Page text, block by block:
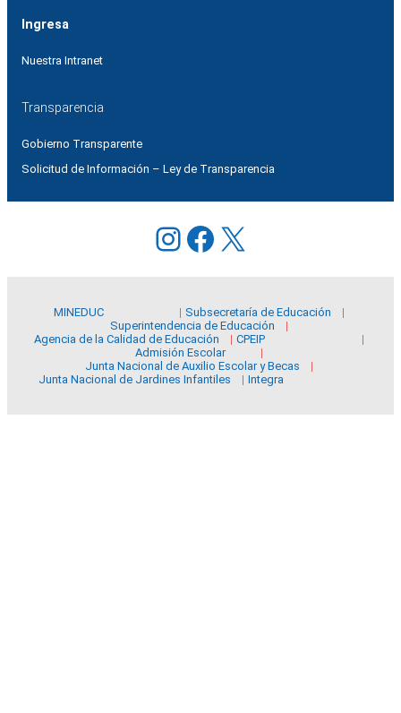
Ingresa
Nuestra Intranet
Transparencia
Gobierno Transparente
Solicitud de Información – Ley de Transparencia
Instagram
Facebook
X
MINEDUC
Subsecretaría de Educación
Superintendencia de Educación
Agencia de la Calidad de Educación
CPEIP
Admisión Escolar
Junta Nacional de Auxilio Escolar y Becas
Junta Nacional de Jardines Infantiles
Integra